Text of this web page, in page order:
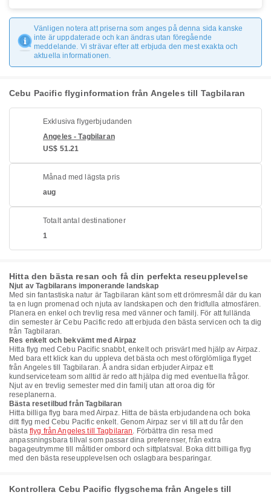
Vänligen notera att priserna som anges på denna sida kanske
inte är uppdaterade och kan ändras utan föregående
meddelande. Vi strävar efter att erbjuda den mest exakta och
aktuella informationen.
Cebu Pacific flyginformation från Angeles till Tagbilaran
Exklusiva flygerbjudanden
Angeles - Tagbilaran
US$ 51.21
Månad med lägsta pris
aug
Totalt antal destinationer
1
Hitta den bästa resan och få din perfekta reseupplevelse
Njut av Tagbilarans imponerande landskap
Med sin fantastiska natur är Tagbilaran känt som ett drömresmål där du kan
ta en lugn promenad och njuta av landskapen och den fridfulla atmosfären.
Planera en enkel och trevlig resa med vänner och familj. För att fullända
din semester är Cebu Pacific redo att erbjuda den bästa servicen och ta dig
från Tagbilaran.
Res enkelt och bekvämt med Airpaz
Hitta flyg med Cebu Pacific snabbt, enkelt och prisvärt med hjälp av Airpaz.
Med bara ett klick kan du uppleva det bästa och mest oförglömliga flyget
från Angeles till Tagbilaran. Å andra sidan erbjuder Airpaz ett
kundserviceteam som alltid är redo att hjälpa dig med eventuella frågor.
Njut av en trevlig semester med din familj utan att oroa dig för
reseplanerna.
Bästa resetilbud från Tagbilaran
Hitta billiga flyg bara med Airpaz. Hitta de bästa erbjudandena och boka
ditt flyg med Cebu Pacific enkelt. Genom Airpaz ser vi till att du får den
bästa flyg från Angeles till Tagbilaran. Förbättra din resa med
anpassningsbara tillval som passar dina preferenser, från extra
bagageutrymme till måltider ombord och sittplatsval. Boka ditt billiga flyg
med den bästa reseupplevelsen och oslagbara besparingar.
Kontrollera Cebu Pacific flygschema från Angeles till